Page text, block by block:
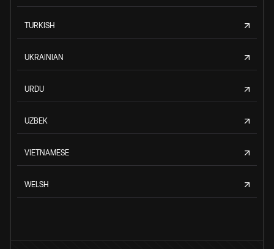
TURKISH
UKRAINIAN
URDU
UZBEK
VIETNAMESE
WELSH